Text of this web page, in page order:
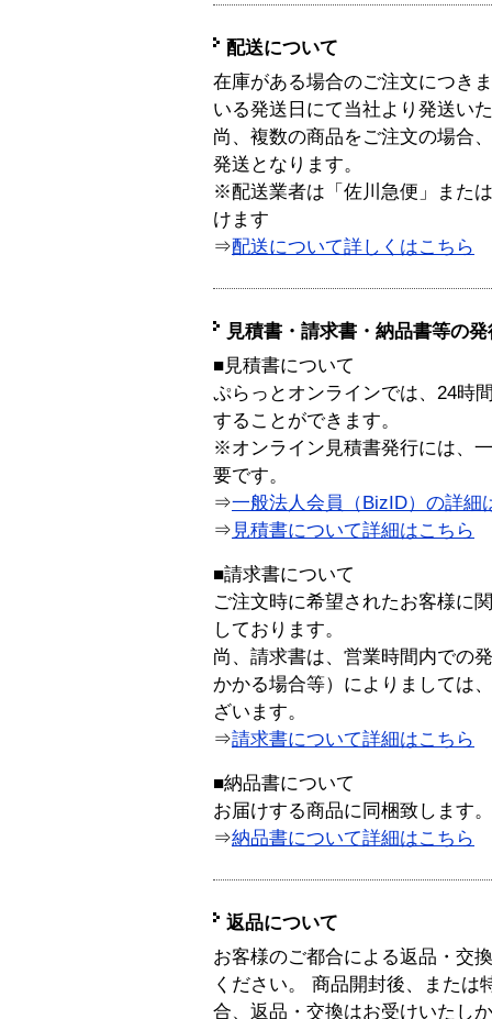
配送について
在庫がある場合のご注文につき
いる発送日にて当社より発送い
尚、複数の商品をご注文の場合
発送となります。
※配送業者は「佐川急便」また
けます
⇒配送について詳しくはこちら
見積書・請求書・納品書等の
■見積書について
ぷらっとオンラインでは、24時
することができます。
※オンライン見積書発行には、
要です。
⇒一般法人会員（BizID）の詳細
⇒ 見積書について詳細はこちら
■請求書について
ご注文時に希望されたお客様に
しております。
尚、請求書は、営業時間内での
かかる場合等）によりましては
ざいます。
⇒請求書について詳細はこちら
■納品書について
お届けする商品に同梱致します。
⇒納品書について詳細はこちら
返品について
お客様のご都合による返品・交
ください。 商品開封後、または
合、返品・交換はお受けいたし